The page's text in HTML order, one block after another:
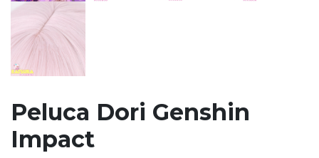
Peluca Dori Genshin
Impact